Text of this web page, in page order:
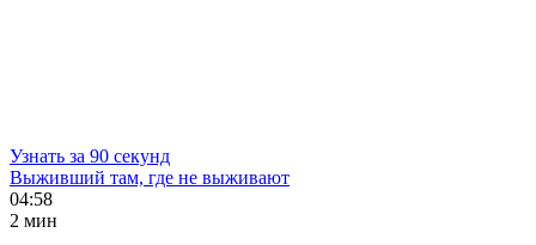
Узнать за 90 секунд
Выживший там, где не выживают
04:58
2 мин